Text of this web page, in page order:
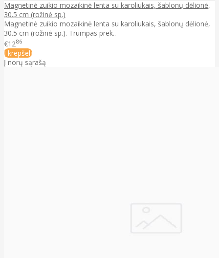
Magnetinė zuikio mozaikinė lenta su karoliukais, šablonų dėlionė,
30.5 cm (rožinė sp.)
Magnetinė zuikio mozaikinė lenta su karoliukais, šablonų dėlionė,
30.5 cm (rožinė sp.). Trumpas prek..
€1286
Į krepšelį
Į norų sąrašą